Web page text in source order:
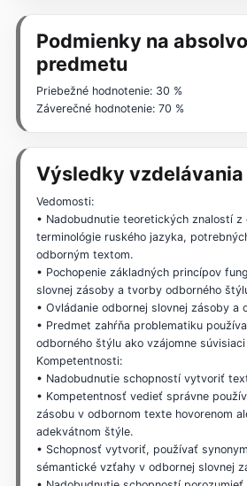
Podmienky na
predmetu
Priebežné hodnotenie: 30 %
Záverečné hodnotenie: 70 %
Výsledky vzdelávania
Vedomosti:
• Nadobudnutie teoretických znalostí z
terminológie ruského jazyka,
odborným textom.
• Pochopenie základných princípov
slovnej zásoby a tvorby odborného
• Ovládanie odbornej slovnej zásoby a
• Predmet zahŕňa problematiku
odborného štýlu ako vzájomne
Kompetentnosti:
• Nadobudnutie schopností vytvoriť
• Kompetentnosť vedieť správne
zásobu v odbornom texte hovorenom
adekvátnom štýle.
• Schopnosť vytvoriť, používať
sémantické vzťahy v odbornej slovnej